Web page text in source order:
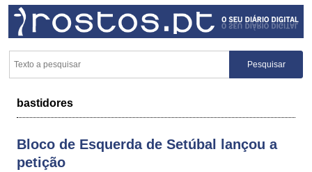
bastidores
Bloco de Esquerda de Setúbal lançou a
petição